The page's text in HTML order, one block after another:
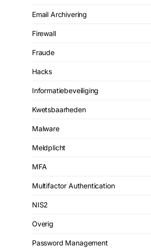
Email Archivering
Firewall
Fraude
Hacks
Informatiebeveiliging
Kwetsbaarheden
Malware
Meldplicht
MFA
Multifactor Authentication
NIS2
Overig
Password Management